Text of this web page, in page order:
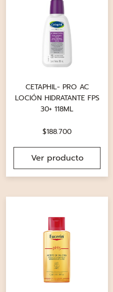
CETAPHIL- PRO AC
LOCIÓN HIDRATANTE FPS
30+ 118ML
$188.700
Ver producto